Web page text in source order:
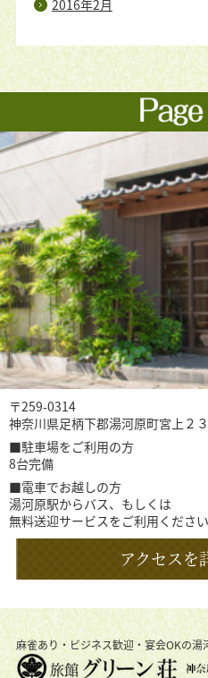
2016年2月
〒259-0314
神奈川県足柄下郡湯河原町宮上２
■駐車場をご利用の方
8台完備
■電車でお越しの方
湯河原駅からバス、もしくは
無料送迎サービスをご利用ください
アクセスを
麻雀あり・ビジネス歓迎・宴会OKの湯